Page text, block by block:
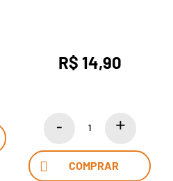
R$ 14,90
COMPRAR